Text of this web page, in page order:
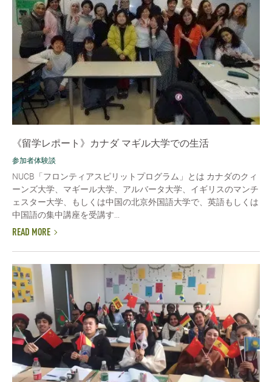
《留学レポート》カナダ マギル大学での生活
参加者体験談
NUCB「フロンティアスピリットプログラム」とは カナダのクィ
ーンズ大学、マギール大学、アルバータ大学、イギリスのマンチ
ェスター大学、もしくは中国の北京外国語大学で、英語もしくは
中国語の集中講座を受講す...
READ MORE